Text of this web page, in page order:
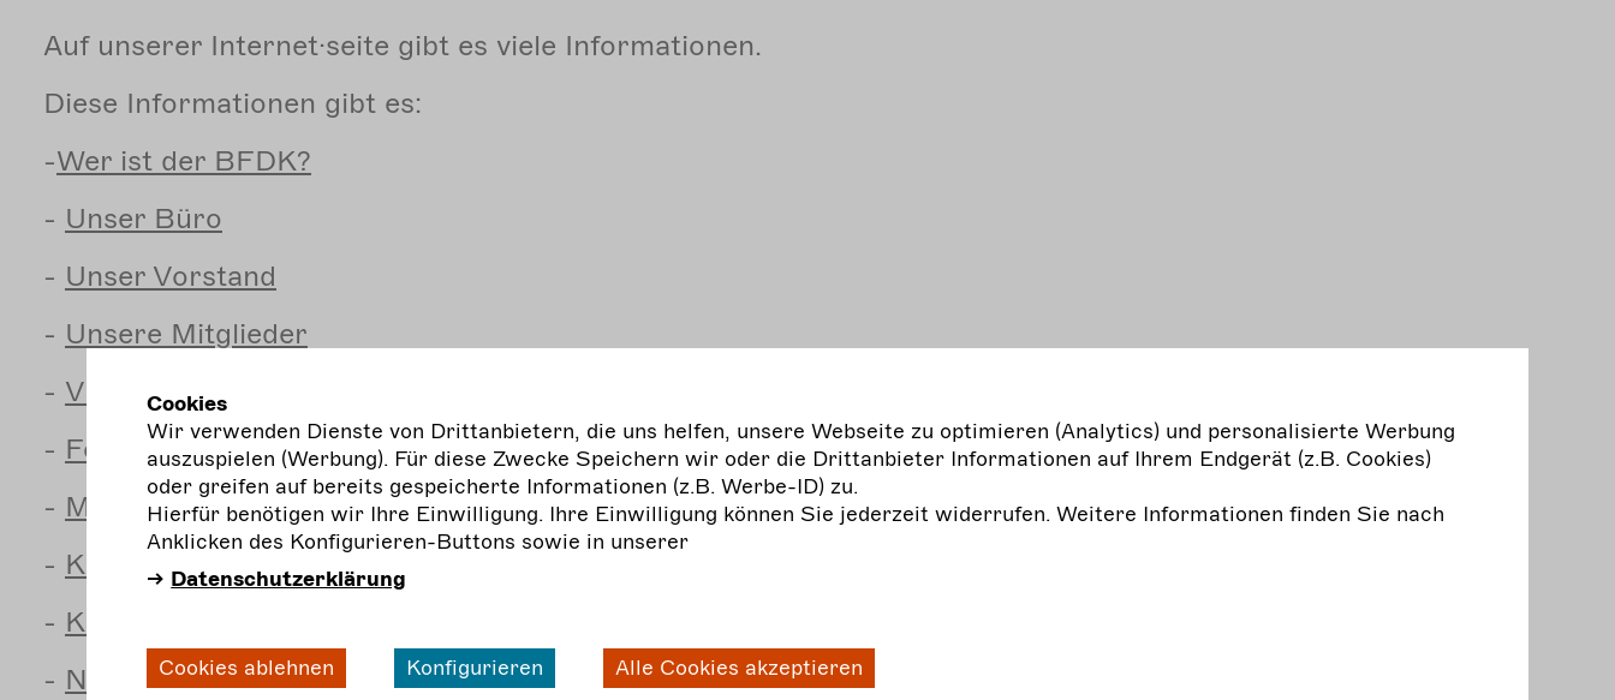
Auf unserer Internet·seite gibt es viele Informationen.
Diese Informationen gibt es:
-Wer ist der BFDK?
- Unser Büro
- Unser Vorstand
- Unsere Mitglieder
- Vielfalt
- Förderung
- Mit
Menschen aus anderen Ländern zusammenarbeiten
- Kulturelle Bildung
- Kultur
- Nachhaltigkeit
Cookies
Wir verwenden Dienste von Drittanbietern, die uns helfen, unsere Webseite zu optimieren (Analytics) und personalisierte Werbung
auszuspielen (Werbung). Für diese Zwecke Speichern wir oder die Drittanbieter Informationen auf Ihrem Endgerät (z.B. Cookies)
oder greifen auf bereits gespeicherte Informationen (z.B. Werbe-ID) zu.
Hierfür benötigen wir Ihre Einwilligung. Ihre Einwilligung können Sie jederzeit widerrufen. Weitere Informationen finden Sie nach
Anklicken des Konfigurieren-Buttons sowie in unserer
Datenschutzerklärung
Cookies ablehnen Konfigurieren Alle Cookies akzeptieren